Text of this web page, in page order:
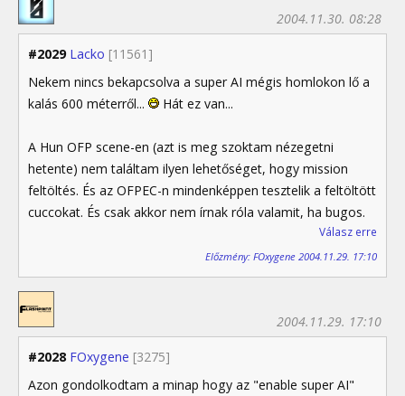
#2029 Lacko [11561]
2004.11.30. 08:28
Nekem nincs bekapcsolva a super AI mégis homlokon lő a
kalás 600 méterről...
Hát ez van...
A Hun OFP scene-en (azt is meg szoktam nézegetni
hetente) nem találtam ilyen lehetőséget, hogy mission
feltöltés. És az OFPEC-n mindenképpen tesztelik a feltöltött
cuccokat. És csak akkor nem írnak róla valamit, ha bugos.
Válasz erre
Előzmény: FOxygene 2004.11.29. 17:10
#2028 FOxygene [3275]
2004.11.29. 17:10
Azon gondolkodtam a minap hogy az "enable super AI"